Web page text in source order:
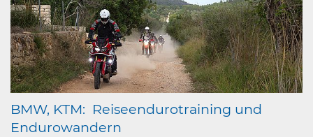
BMW, KTM: Reiseendurotraining und
Endurowandern